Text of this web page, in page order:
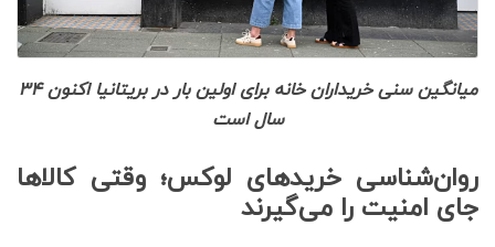
میانگین سنی خریداران خانه برای اولین بار در بریتانیا اکنون ۳۴
سال است
روان‌شناسی خریدهای لوکس؛ وقتی کالاها
جای امنیت را می‌گیرند